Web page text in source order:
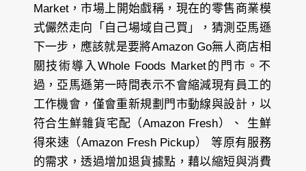
Market，市場上開始戲稱，現在的零售商業模
式儼然走向「自己場域自己買」，猜測亞馬遜
下一步，應該就是要將Amazon Go無人商店相
關技術導入Whole Foods Market的門市。不
過，亞馬遜第一時間表示不會縮減現有員工的
工作機會，僅會重新規劃門市動線與設計，以
符合生鮮雜貨宅配（Amazon Fresh）、 生鮮
得來速（Amazon Fresh Pickup） 等原有服務
的需求，透過增加退貨據點，藉以縮短與消費